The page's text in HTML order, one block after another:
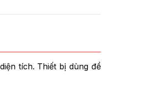
tích. Thiết bị dùng để